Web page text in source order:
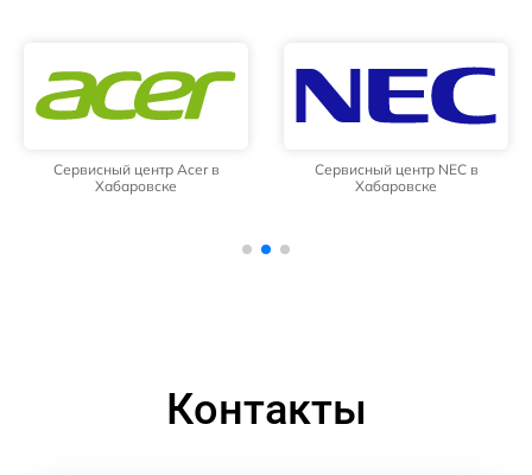
Сервисный центр Acer в
Хабаровске
Сервисный центр NEC в
Хабаровске
Контакты